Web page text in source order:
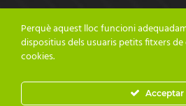
Perquè aquest lloc funcioni
dispositius dels usuaris petits fitxers
cookies.
Acceptar